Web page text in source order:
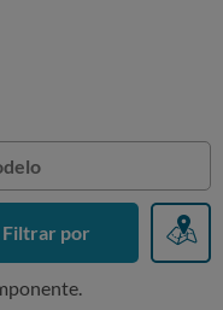
Filtrar por